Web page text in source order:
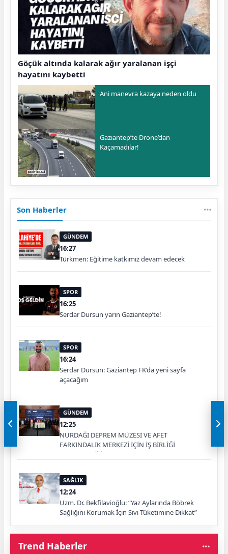
Göçük altında kalarak ağır yaralanan işçi
hayatını kaybetti
Ani manevra kazaya neden oldu
Gaziantep’te Drone’dan
Kaçamadılar!
Son Haberler
GÜNDEM
16:27
Türkmen: Eğitime katkımız devam edecek
SPOR
16:25
Serdar Dursun yarın Gaziantep’te!
SPOR
16:24
Serdar Dursun: Gaziantep FK’da yeni sayfa
açacağım
GÜNDEM
12:25
NURDAĞI DEPREM MÜZESİ VE AFET
FARKINDALIK MERKEZİ İÇİN İŞ BİRLİĞİ
PROTOKOLÜ İMZALANDI
SAĞLIK
12:24
Uzm. Dr. Bekfilavioğlu: “Yaz Aylarında Böbrek
Sağlığını Korumak İçin Sıvı Tüketimine Dikkat”
Trend Haberler